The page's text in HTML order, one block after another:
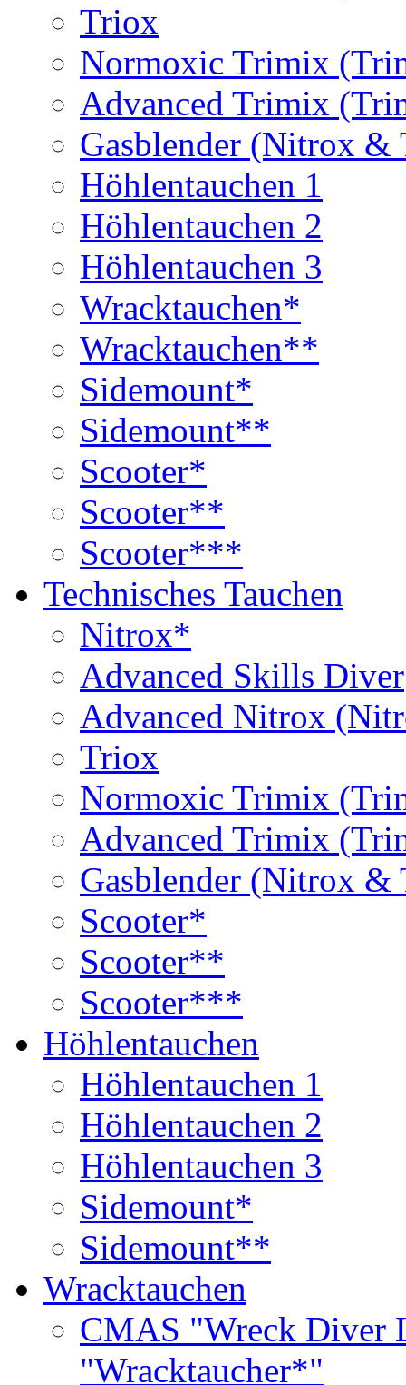
Triox
Normoxic Trimix
Advanced Trimix
Gasblender (Nitrox
Höhlentauchen 1
Höhlentauchen 2
Höhlentauchen 3
Wracktauchen*
Wracktauchen**
Sidemount*
Sidemount**
Scooter*
Scooter**
Scooter***
Technisches Tauchen
Nitrox*
Advanced Skills Diver
Advanced Nitrox
Triox
Normoxic Trimix
Advanced Trimix
Gasblender (Nitrox
Scooter*
Scooter**
Scooter***
Höhlentauchen
Höhlentauchen 1
Höhlentauchen 2
Höhlentauchen 3
Sidemount*
Sidemount**
Wracktauchen
CMAS "Wreck Diver
"Wracktaucher*"